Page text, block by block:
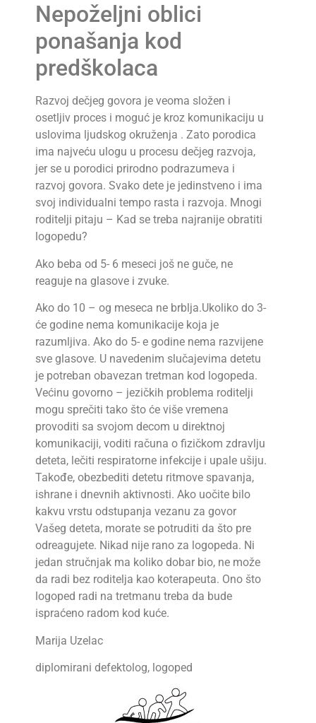
Nepoželjni oblici
ponašanja kod
predškolaca
Razvoj dečjeg govora je veoma složen i
osetljiv proces i moguć je kroz komunikaciju u
uslovima ljudskog okruženja . Zato porodica
ima najveću ulogu u procesu dečjeg razvoja,
jer se u porodici prirodno podrazumeva i
razvoj govora. Svako dete je jedinstveno i ima
svoj individualni tempo rasta i razvoja. Mnogi
roditelji pitaju – Kad se treba najranije obratiti
logopedu?
Ako beba od 5- 6 meseci još ne guče, ne
reaguje na glasove i zvuke.
Ako do 10 – og meseca ne brblja.Ukoliko do 3-
će godine nema komunikacije koja je
razumljiva. Ako do 5- e godine nema razvijene
sve glasove. U navedenim slučajevima detetu
je potreban obavezan tretman kod logopeda.
Većinu govorno – jezičkih problema roditelji
mogu sprečiti tako što će više vremena
provoditi sa svojom decom u direktnoj
komunikaciji, voditi računa o fizičkom zdravlju
deteta, lečiti respiratorne infekcije i upale ušiju.
Takođe, obezbediti detetu ritmove spavanja,
ishrane i dnevnih aktivnosti. Ako uočite bilo
kakvu vrstu odstupanja vezanu za govor
Vašeg deteta, morate se potruditi da što pre
odreagujete. Nikad nije rano za logopeda. Ni
jedan stručnjak ma koliko dobar bio, ne može
da radi bez roditelja kao koterapeuta. Ono što
logoped radi na tretmanu treba da bude
ispraćeno radom kod kuće.
Marija Uzelac
diplomirani defektolog, logoped